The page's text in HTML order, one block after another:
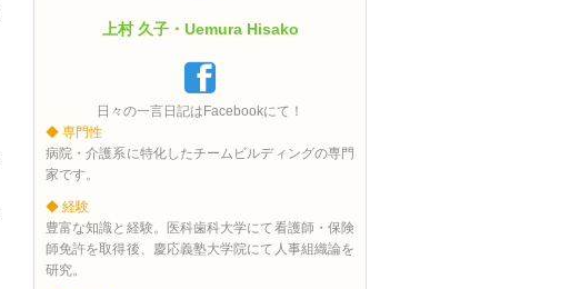
上村 久子・Uemura Hisako
日々の一言日記はFacebookにて！
◆ 専門性
病院・介護系に特化したチームビルディングの専門
家です。
◆ 経験
豊富な知識と経験。医科歯科大学にて看護師・保険
師免許を取得後、慶応義塾大学院にて人事組織論を
研究。